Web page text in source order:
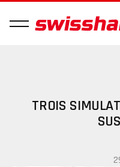
TROIS